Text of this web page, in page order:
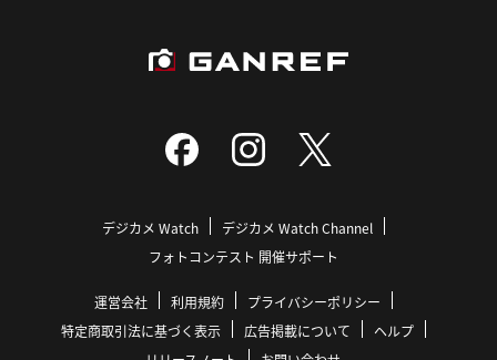
素敵な 上手い切り取りですね～☆★♪
じない。
広角レンズを活かした広がりのある景観^_^
ナイスショットです♪
デジカメ Watch
デジカメ Watch Channel
フォトコンテスト 開催サポート
運営会社 利用規約
プライバシーポリシー
特定商取引法に基づく表示
広告掲載について
ヘルプ